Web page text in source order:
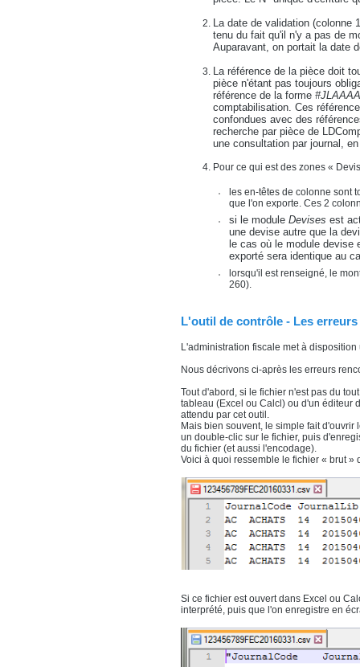
La date de validation (colonne
tenu du fait qu'il n'y a pas de
Auparavant, on portait la date
La référence de la pièce doit
pièce n'étant pas toujours
référence de la forme
comptabilisation. Ces
confondues avec des
recherche par pièce de
une consultation par journal,
Pour ce qui est des zones «
les en-têtes de colonne sont
que l'on exporte. Ces 2
si le module Devises est
une devise autre que la
le cas où le module
exporté sera identique au
lorsqu'il est renseigné, le
260).
L'outil de contrôle - Les
L'administration fiscale met à
Nous décrivons ci-après les erreurs
Tout d'abord, si le fichier n'est pas du
tableau (Excel ou Calcl) ou d'un éditeur
attendu par cet outil.
Mais bien souvent, le simple fait
un double-clic sur le fichier, puis
du fichier (et aussi l'encodage).
Voici à quoi ressemble le fichier « brut
Si ce fichier est ouvert dans Excel ou
interprété, puis que l'on enregistre en